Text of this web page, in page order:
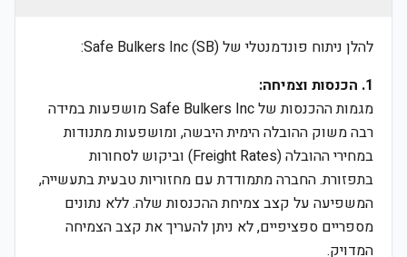
להלן ניתוח פונדמנטלי של Safe Bulkers Inc (SB):
1. הכנסות וצמיחה:
מגמות ההכנסות של Safe Bulkers Inc מושפעות במידה
רבה משוק ההובלה הימית היבשה, ומושפעות מתנודות
במחירי ההובלה (Freight Rates) וביקוש לסחורות
בתפזורת. החברה מתמודדת עם מחזוריות טבעית בתעשייה,
המשפיעה על קצב צמיחת ההכנסות שלה. ללא נתונים
מספריים ספציפיים, לא ניתן להעריך את קצב הצמיחה
המדויק.